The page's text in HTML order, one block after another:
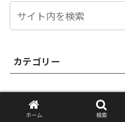
カテゴリー
オーダー
ホーム 検索